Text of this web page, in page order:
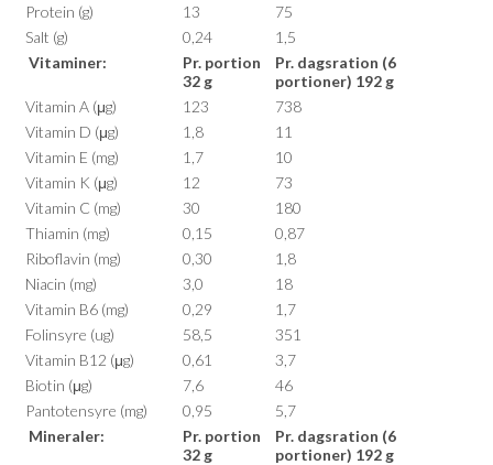
Protein (g)
13
75
Salt (g)
0,24
1,5
Vitaminer:
Pr. portion
32 g
Pr. dagsration (6
portioner) 192 g
Vitamin A (μg)
123
738
Vitamin D (μg)
1,8
11
Vitamin E (mg)
1,7
10
Vitamin K (μg)
12
73
Vitamin C (mg)
30
180
Thiamin (mg)
0,15
0,87
Riboflavin (mg)
0,30
1,8
Niacin (mg)
3,0
18
Vitamin B6 (mg)
0,29
1,7
Folinsyre (ug)
58,5
351
Vitamin B12 (μg)
0,61
3,7
Biotin (μg)
7,6
46
Pantotensyre (mg)
0,95
5,7
Mineraler:
Pr. portion
32 g
Pr. dagsration (6
portioner) 192 g